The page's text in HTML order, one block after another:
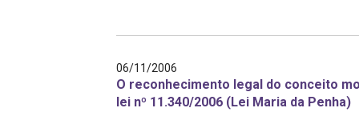
IBDFAM Educacional
06/11/2006
O reconhecimento legal do conceito
lei nº 11.340/2006 (Lei Maria da Penha)